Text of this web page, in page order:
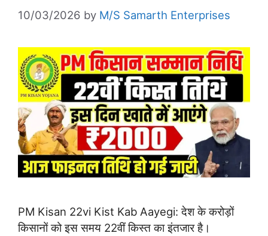
10/03/2026 by M/S Samarth Enterprises
PM Kisan 22vi Kist Kab Aayegi: देश के करोड़ों
किसानों को इस समय 22वीं किस्त का इंतजार है।